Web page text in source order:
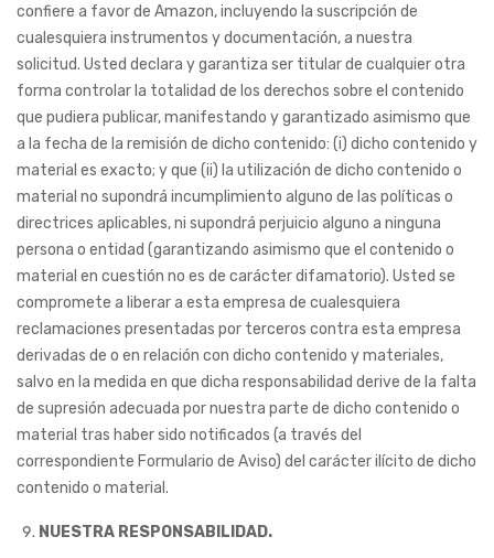
confiere a favor de Amazon, incluyendo la suscripción de
cualesquiera instrumentos y documentación, a nuestra
solicitud. Usted declara y garantiza ser titular de cualquier otra
forma controlar la totalidad de los derechos sobre el contenido
que pudiera publicar, manifestando y garantizado asimismo que
a la fecha de la remisión de dicho contenido: (i) dicho contenido y
material es exacto; y que (ii) la utilización de dicho contenido o
material no supondrá incumplimiento alguno de las políticas o
directrices aplicables, ni supondrá perjuicio alguno a ninguna
persona o entidad (garantizando asimismo que el contenido o
material en cuestión no es de carácter difamatorio). Usted se
compromete a liberar a esta empresa de cualesquiera
reclamaciones presentadas por terceros contra esta empresa
derivadas de o en relación con dicho contenido y materiales,
salvo en la medida en que dicha responsabilidad derive de la falta
de supresión adecuada por nuestra parte de dicho contenido o
material tras haber sido notificados (a través del
correspondiente Formulario de Aviso) del carácter ilícito de dicho
contenido o material.
NUESTRA RESPONSABILIDAD.